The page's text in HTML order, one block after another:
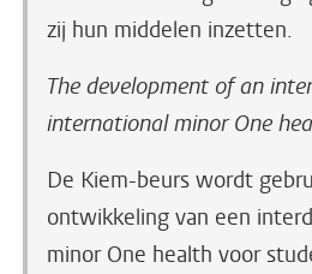
zij hun middelen inzetten.
The development of an
international minor One
De Kiem-beurs wordt
ontwikkeling van een
minor One health voor